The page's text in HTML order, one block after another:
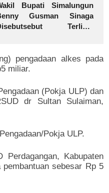
Bupati Simalungun
Gusman Sinaga
Terlibat
pengadaan alkes pada
miliar.
(Pokja ULP) dan
dr Sultan Sulaiman,
Pokja ULP.
Kabupaten
sebesar Rp 5